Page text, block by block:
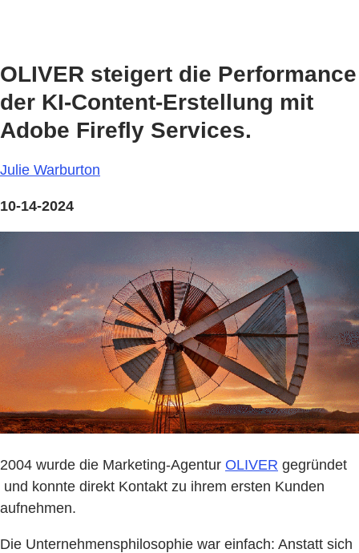
OLIVER steigert die Performance
der KI-Content-Erstellung mit
Adobe Firefly Services.
Julie Warburton
10-14-2024
2004 wurde die Marketing-Agentur OLIVER gegründet
und konnte direkt Kontakt zu ihrem ersten Kunden
aufnehmen.
Die Unternehmensphilosophie war einfach: Anstatt sich